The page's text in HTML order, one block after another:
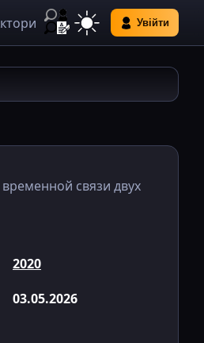
Увійти
связи двух
2020
03.05.2026